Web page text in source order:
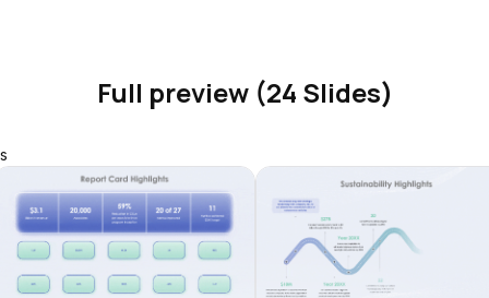
Full preview (24 Slides)
s